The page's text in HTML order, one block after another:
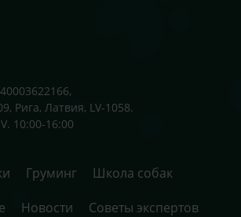
Рига, Латвия, LV-1058.
10:00-16:00
Груминг
Школа собак
Новости Советы экспертов